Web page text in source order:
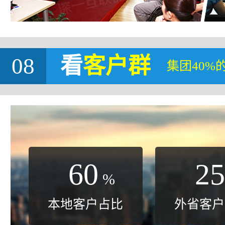
08 看客户群 集团40%
60 %
本地客户占比
25
外省客